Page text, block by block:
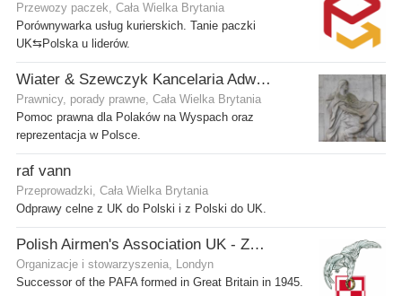
Przewozy paczek, Cała Wielka Brytania
Porównywarka usług kurierskich. Tanie paczki
UK⇆Polska u liderów.
Wiater & Szewczyk Kancelaria Adwokacka
Prawnicy, porady prawne, Cała Wielka Brytania
Pomoc prawna dla Polaków na Wyspach oraz
reprezentacja w Polsce.
raf vann
Przeprowadzki, Cała Wielka Brytania
Odprawy celne z UK do Polski i z Polski do UK.
Polish Airmen's Association UK - Związek Lotników Polskich WB
Organizacje i stowarzyszenia, Londyn
Successor of the PAFA formed in Great Britain in 1945.